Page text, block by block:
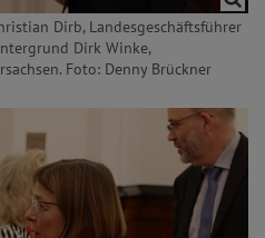
Dirb, Landesgeschäftsführer
Dirk Winke,
Foto: Denny Brückner